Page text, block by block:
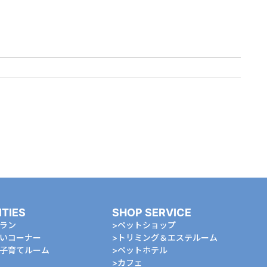
ン
コーナー
育てルーム
SHOP SERVICE
ペットショップ
トリミング＆エステルーム
ペットホテル
カフェ